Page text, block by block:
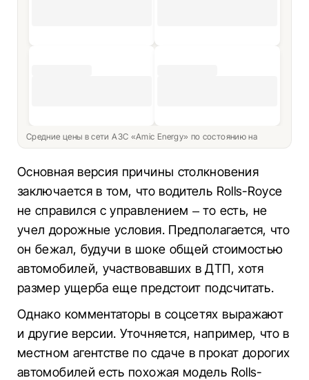
Средние цены в сети АЗС «Amic Energy» по состоянию на
Основная версия причины столкновения
заключается в том, что водитель Rolls-Royce
не справился с управлением – то есть, не
учел дорожные условия. Предполагается, что
он бежал, будучи в шоке общей стоимостью
автомобилей, участвовавших в ДТП, хотя
размер ущерба еще предстоит подсчитать.
Однако комментаторы в соцсетях выражают
и другие версии. Уточняется, например, что в
местном агентстве по сдаче в прокат дорогих
автомобилей есть похожая модель Rolls-